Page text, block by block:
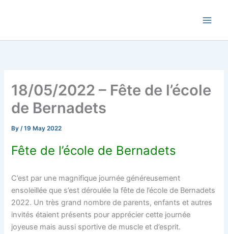
18/05/2022 – Fête de l’école
de Bernadets
By/19 May 2022
Fête de l’école de Bernadets
C’est par une magnifique journée généreusement
ensoleillée que s’est déroulée la fête de l’école de Bernadets
2022. Un très grand nombre de parents, enfants et autres
invités étaient présents pour apprécier cette journée
joyeuse mais aussi sportive de muscle et d’esprit.